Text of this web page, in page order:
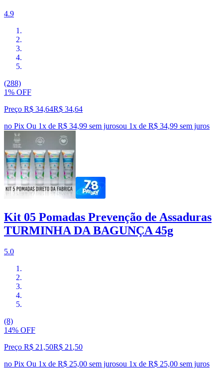
4.9
(288)
1% OFF
Preço R$ 34,64R$ 34,64
no Pix Ou 1x de R$ 34,99 sem jurosou 1x de R$ 34,99 sem juros
Kit 05 Pomadas Prevenção de Assaduras
TURMINHA DA BAGUNÇA 45g
5.0
(8)
14% OFF
Preço R$ 21,50R$ 21 ,50
no Pix Ou 1x de R$ 25,00 sem jurosou 1x de R$ 25,00 sem juros